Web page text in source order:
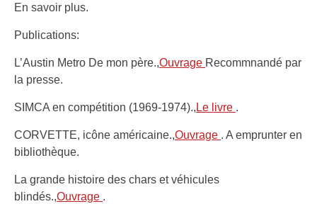
En savoir plus.
Publications:
L’Austin Metro De mon père.,Ouvrage Recommnandé par
la presse.
SIMCA en compétition (1969-1974)., Le livre .
CORVETTE, icône américaine.,Ouvrage . A emprunter en
bibliothèque.
La grande histoire des chars et véhicules
blindés.,Ouvrage .